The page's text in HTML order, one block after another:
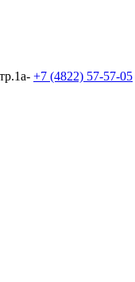
+7 (4822) 57-57-05